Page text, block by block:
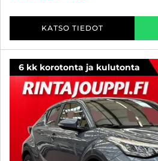
KATSO TIEDOT
6 kk korotonta ja kulutonta